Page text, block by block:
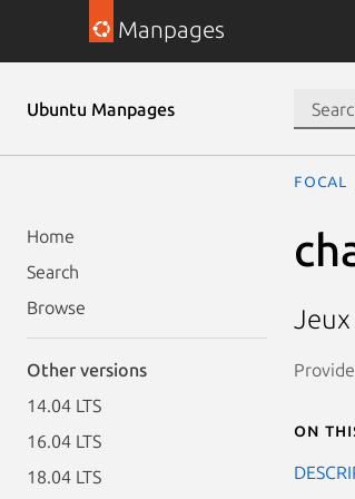
Manpages
Ubuntu Manpages
Home
Search
Browse
Other versions
14.04 LTS
16.04 LTS
18.04 LTS
focal
On